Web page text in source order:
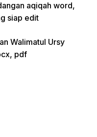
aqiqah word,
siap edit
Walimatul Ursy
pdf